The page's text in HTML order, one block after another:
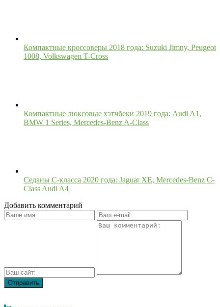
Компактные кроссоверы 2018 года: Suzuki Jimny, Peugeot
1008, Volkswagen T-Cross
Компактные люксовые хэтчбеки 2019 года: Audi A1,
BMW 1 Series, Mercedes-Benz A-Class
Седаны C-класса 2020 года: Jaguar XE, Mercedes-Benz C-
Class Audi A4
Добавить комментарий